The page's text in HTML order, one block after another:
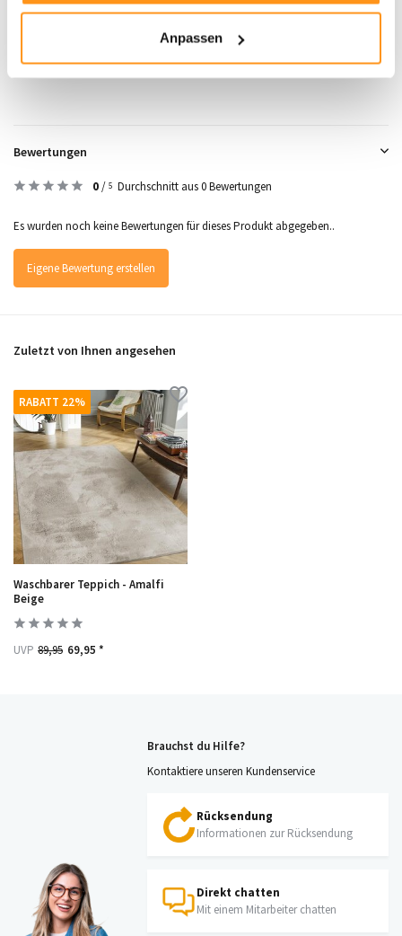
Anpassen
Produktdaten
Bewertungen
0/ 5 Durchschnitt aus 0 Bewertungen
Es wurden noch keine Bewertungen für dieses Produkt abgegeben..
Eigene Bewertung erstellen
Zuletzt von Ihnen angesehen
RABATT 22%
Waschbarer Teppich - Amalfi
Beige
UVP 89,95 69,95 *
Brauchst du Hilfe?
Kontaktiere unseren Kundenservice
Rücksendung
Informationen zur Rücksendung
Direkt chatten
Mit einem Mitarbeiter chatten